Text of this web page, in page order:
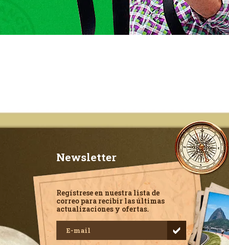
Newsletter
Regístrese en nuestra lista de
correo para recibir las últimas
actualizaciones y ofertas.